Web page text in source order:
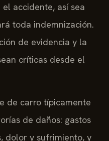
accidente, así sea
toda indemnización.
de evidencia y la
críticas desde el
de carro típicamente
de daños: gastos
dolor y sufrimiento, y